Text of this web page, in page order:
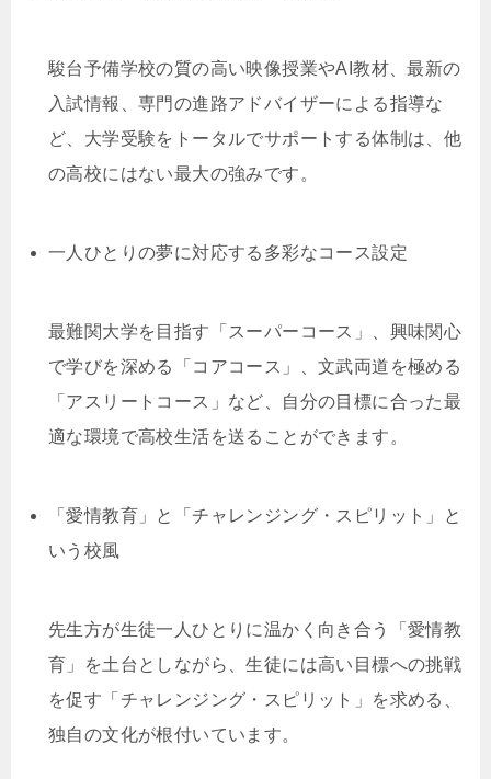
駿台予備学校の質の高い映像授業やAI教材、最新の
入試情報、専門の進路アドバイザーによる指導な
ど、大学受験をトータルでサポートする体制は、他
の高校にはない最大の強みです。
一人ひとりの夢に対応する多彩なコース設定
最難関大学を目指す「スーパーコース」、興味関心
で学びを深める「コアコース」、文武両道を極める
「アスリートコース」など、自分の目標に合った最
適な環境で高校生活を送ることができます。
「愛情教育」と「チャレンジング・スピリット」と
いう校風
先生方が生徒一人ひとりに温かく向き合う「愛情教
育」を土台としながら、生徒には高い目標への挑戦
を促す「チャレンジング・スピリット」を求める、
独自の文化が根付いています。